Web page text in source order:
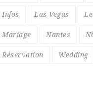
Infos Las Vegas
Mariage Nantes
Réservation Wedding